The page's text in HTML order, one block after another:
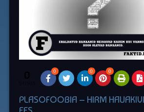
0 0 0 0
PLASOFOOBIA – HIRM